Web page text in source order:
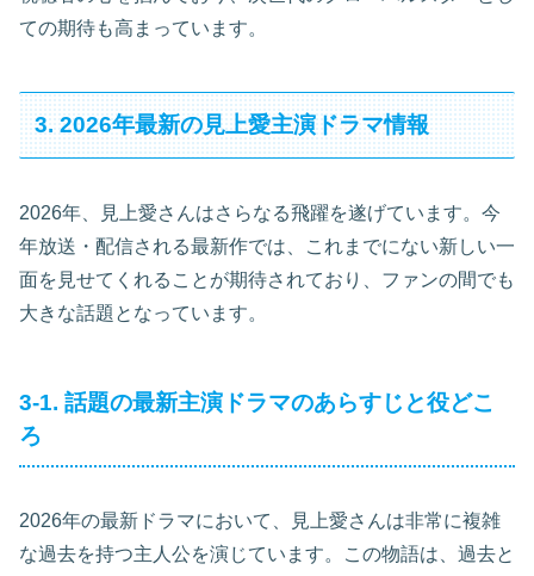
ての期待も高まっています。
3. 2026年最新の見上愛主演ドラマ情報
2026年、見上愛さんはさらなる飛躍を遂げています。今
年放送・配信される最新作では、これまでにない新しい一
面を見せてくれることが期待されており、ファンの間でも
大きな話題となっています。
3-1. 話題の最新主演ドラマのあらすじと役どこ
ろ
2026年の最新ドラマにおいて、見上愛さんは非常に複雑
な過去を持つ主人公を演じています。この物語は、過去と